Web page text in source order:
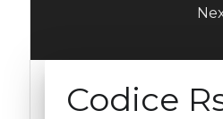
Codice